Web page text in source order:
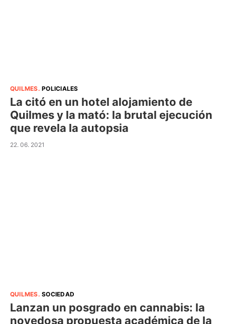
QUILMES.POLICIALES
La citó en un hotel alojamiento de
Quilmes y la mató: la brutal ejecución
que revela la autopsia
22. 06. 2021
QUILMES.SOCIEDAD
Lanzan un posgrado en cannabis: la
novedosa propuesta académica de la